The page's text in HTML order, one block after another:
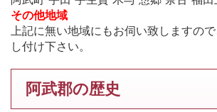
その他地域
上記に無い地域にもお伺い致しますの
し付け下さい。
阿武郡の歴史